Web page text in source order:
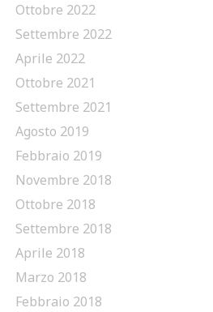
Ottobre 2022
Settembre 2022
Aprile 2022
Ottobre 2021
Settembre 2021
Agosto 2019
Febbraio 2019
Novembre 2018
Ottobre 2018
Settembre 2018
Aprile 2018
Marzo 2018
Febbraio 2018